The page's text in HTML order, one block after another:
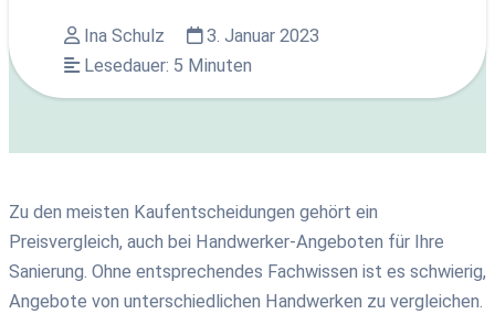
Ina Schulz
3. Januar 2023
Lesedauer: 5 Minuten
Zu den meisten Kaufentscheidungen gehört ein
Preisvergleich, auch bei Handwerker-Angeboten für Ihre
Sanierung. Ohne entsprechendes Fachwissen ist es schwierig,
Angebote von unterschiedlichen Handwerken zu vergleichen.